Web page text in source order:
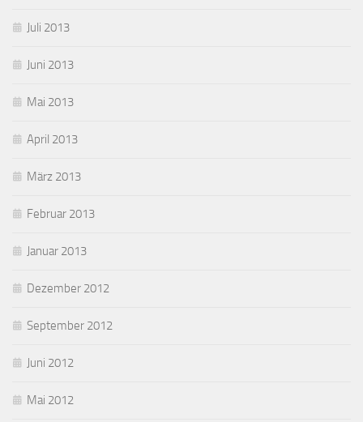
Juli 2013
Juni 2013
Mai 2013
April 2013
März 2013
Februar 2013
Januar 2013
Dezember 2012
September 2012
Juni 2012
Mai 2012